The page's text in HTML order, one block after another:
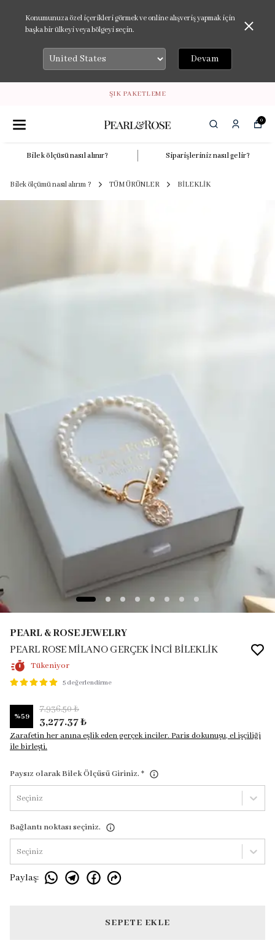
Konumunuza özel içerikleri görmek ve online alışveriş yapmak için
başka bir ülkeyi veya bölgeyi seçin.
Devam
ŞIK PAKETLEME
0
Bilek ölçüsü nasıl alınır? Siparişleriniz nasıl gelir?
Bilek ölçümü nasıl alırım ? TÜM ÜRÜNLER BİLEKLİK
PEARL & ROSE JEWELRY
PEARL ROSE MİLANO GERÇEK İNCİ BİLEKLİK
Tükeniyor
5 değerlendirme
%59
7,936.50 ₺
3,277.37 ₺
Zarafetin her anına eşlik eden gerçek inciler. Paris dokunuşu, el işçiliği
ile birleşti.
Paysız olarak Bilek Ölçüsü Giriniz. *
Seçiniz
Bağlantı noktası seçiniz.
Seçiniz
Paylaş:
SEPETE EKLE